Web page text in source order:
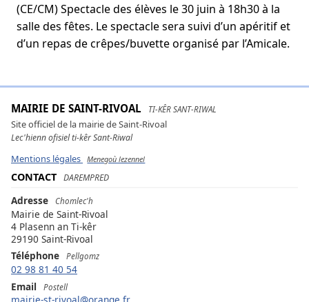
(CE/CM) Spectacle des élèves le 30 juin à 18h30 à la
salle des fêtes. Le spectacle sera suivi d’un apéritif et
d’un repas de crêpes/buvette organisé par l’Amicale.
MAIRIE DE SAINT-RIVOAL TI-KÊR SANT-RIWAL
Site officiel de la mairie de Saint-Rivoal
Lec'hienn ofisiel ti-kêr Sant-Riwal
Mentions légales Menegoù lezennel
CONTACT DAREMPRED
Adresse Chomlec'h
Mairie de Saint-Rivoal
4 Plasenn an Ti-kêr
29190 Saint-Rivoal
Téléphone
Pellgomz
02 98 81 40 54
Email
Postell